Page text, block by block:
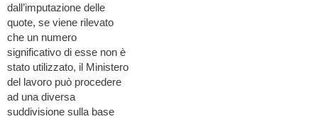
dall’imputazione delle
quote, se viene rilevato
che un numero
significativo di esse non è
stato utilizzato, il Ministero
del lavoro può procedere
ad una diversa
suddivisione sulla base